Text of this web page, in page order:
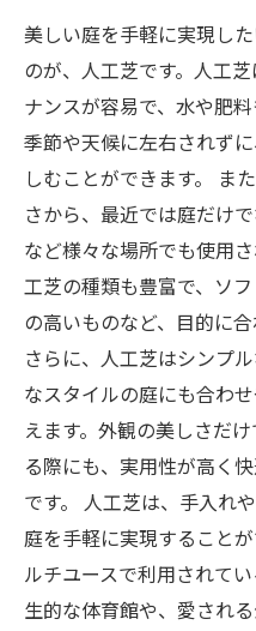
美しい庭を手軽に実現し
のが、人工芝です。人工
ナンスが容易で、水や肥
季節や天候に左右されず
しむことができます。 ま
さから、最近では庭だけ
など様々な場所でも使用
工芝の種類も豊富で、ソ
の高いものなど、目的に
さらに、人工芝はシンプ
なスタイルの庭にも合わ
えます。外観の美しさだ
る際にも、実用性が高く
です。 人工芝は、手入れ
庭を手軽に実現すること
ルチユースで利用されて
生的な体育館や、愛され